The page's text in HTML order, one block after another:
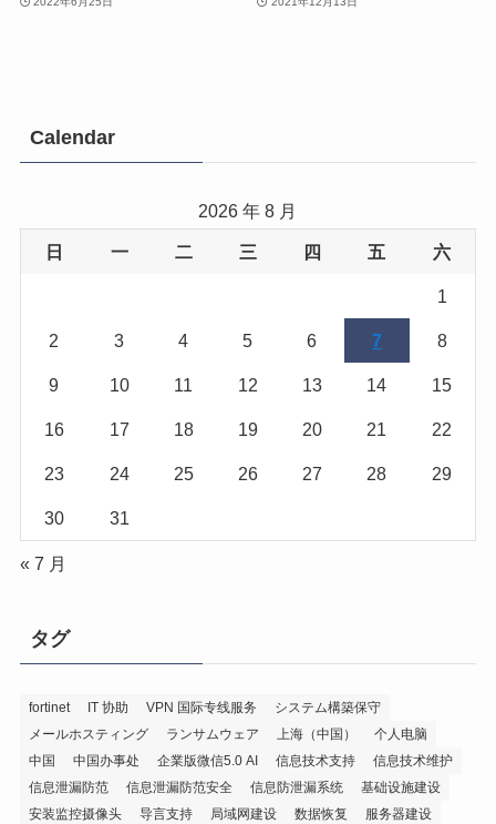
Calendar
2026 年 8 月
日 一 二 三 四 五 六
1
2 3 4 5 6 7 8
9 10 11 12 13 14 15
16 17 18 19 20 21 22
23 24 25 26 27 28 29
30 31
« 7 月
タグ
fortinet IT 协助 VPN 国际专线服务
システム構築保守
メールホスティング
ランサムウェア 上海（中国）
个人电脑
中国
中国办事处 企業版微信5.0 AI 信息技术支持
信息技术维护
信息泄漏防范
信息泄漏防范安全 信息防泄漏系统
基础设施建设
安装监控摄像头
导言支持 局域网建设 数据恢复
服务器建设